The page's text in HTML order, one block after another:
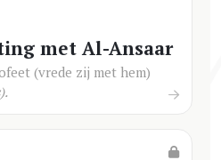
met Al-Ansaar
(vrede zij met hem)